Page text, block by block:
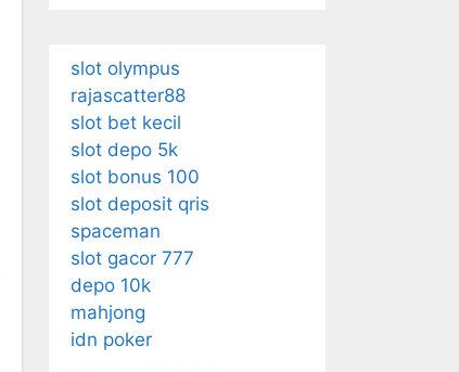
slot olympus
rajascatter88
slot bet kecil
slot depo 5k
slot bonus 100
slot deposit qris
spaceman
slot gacor 777
depo 10k
mahjong
idn poker